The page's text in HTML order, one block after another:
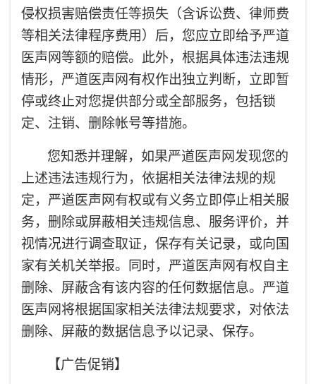
侵权损害赔偿责任等损失（含诉讼费、律师费
等相关法律程序费用）后，您应立即给予严道
医声网等额的赔偿。此外，根据具体违法违规
情形，严道医声网有权作出独立判断，立即暂
停或终止对您提供部分或全部服务，包括锁
定、注销、删除帐号等措施。
您知悉并理解，如果严道医声网发现您的
上述违法违规行为，依据相关法律法规的规
定，严道医声网有权或有义务立即停止相关服
务，删除或屏蔽相关违规信息、服务评价，并
视情况进行调查取证，保存有关记录，或向国
家有关机关举报。同时，严道医声网有权自主
删除、屏蔽含有该内容的任何数据信息。严道
医声网将根据国家相关法律法规要求，对依法
删除、屏蔽的数据信息予以记录、保存。
【广告促销】